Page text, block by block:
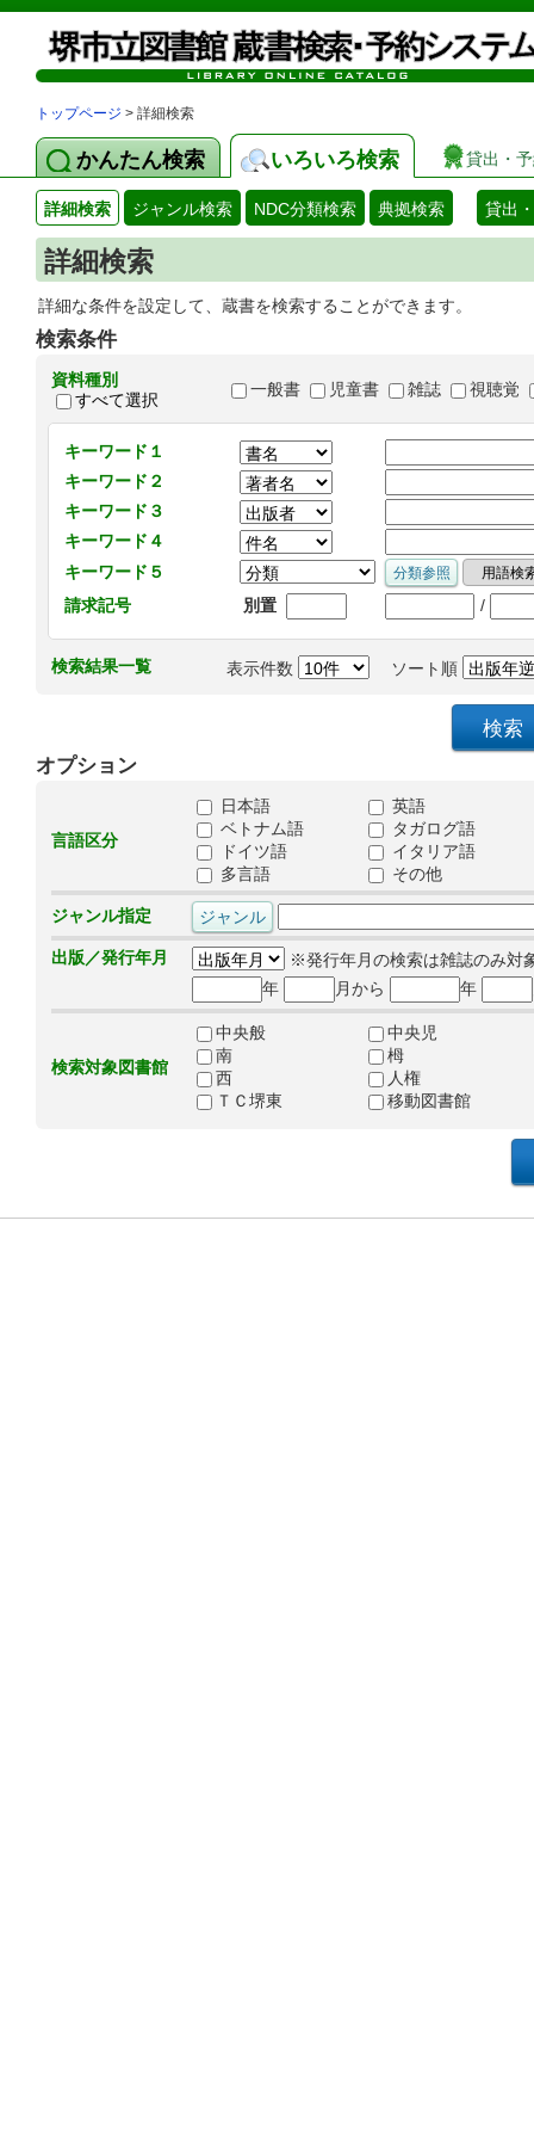
トップページ > 詳細検索
かんたん検索 いろいろ検索 貸出・
詳細検索 ジャンル検索 NDC分類検索 典拠検索 貸出
詳細検索
詳細な条件を設定して、蔵書を検索することができます。
検索条件
資料種別
すべて選択
一般書 児童書 雑誌 視聴覚
キーワード１
キーワード２
キーワード３
キーワード４
キーワード５
請求記号
別置 /
検索結果一覧 表示件数 ソート順
オプション
言語区分
日本語
英語
ベトナム語
タガログ語
ドイツ語
イタリア語
多言語
その他
ジャンル指定
出版／発行年月
※発行年月の検索は雑誌のみ対
年
月から 年
検索対象図書館
中央般
中央児
南
栂
西
人権
ＴＣ堺東
移動図書館